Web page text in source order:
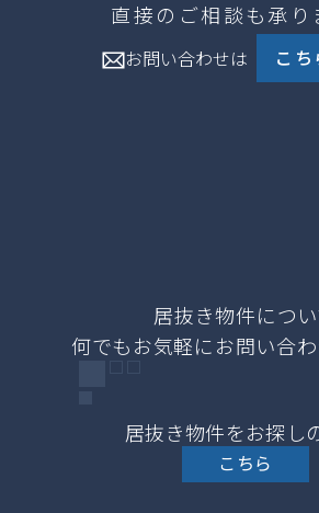
直接のご相談も承り
お問い合わせは こち
居抜き物件をお探し
こちら